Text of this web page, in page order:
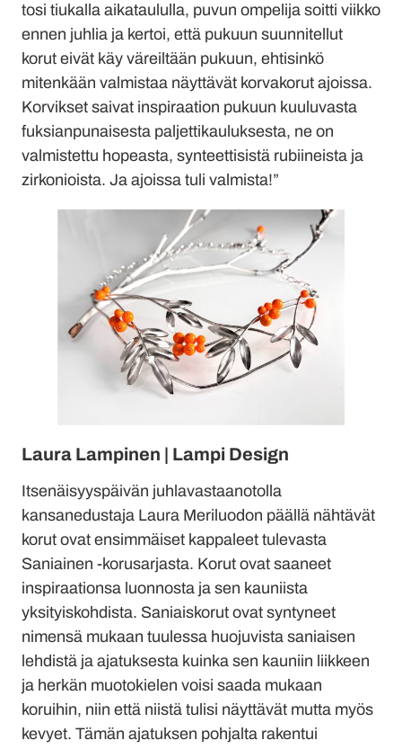
tosi tiukalla aikataululla, puvun ompelija soitti viikko
ennen juhlia ja kertoi, että pukuun suunnitellut
korut eivät käy väreiltään pukuun, ehtisinkö
mitenkään valmistaa näyttävät korvakorut ajoissa.
Korvikset saivat inspiraation pukuun kuuluvasta
fuksianpunaisesta paljettikauluksesta, ne on
valmistettu hopeasta, synteettisistä rubiineista ja
zirkonioista. Ja ajoissa tuli valmista!”
Laura Lampinen | Lampi Design
Itsenäisyyspäivän juhlavastaanotolla
kansanedustaja Laura Meriluodon päällä nähtävät
korut ovat ensimmäiset kappaleet tulevasta
Saniainen -korusarjasta. Korut ovat saaneet
inspiraationsa luonnosta ja sen kauniista
yksityiskohdista. Saniaiskorut ovat syntyneet
nimensä mukaan tuulessa huojuvista saniaisen
lehdistä ja ajatuksesta kuinka sen kauniin liikkeen
ja herkän muotokielen voisi saada mukaan
koruihin, niin että niistä tulisi näyttävät mutta myös
kevyet. Tämän ajatuksen pohjalta rakentui